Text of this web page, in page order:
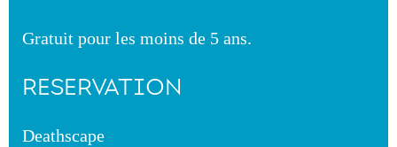
Gratuit pour les moins de 5 ans.
RESERVATION
Deathscape